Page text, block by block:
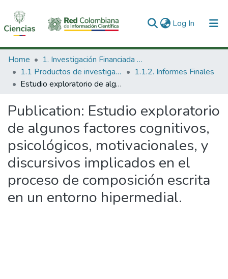
Log In (current)
Communities & Collections
All of DSpace
Home
1. Investigación Financiada con Recursos Públicos
1.1 Productos de investigación
1.1.2. Informes Finales
Estudio exploratorio de algunos factores cognitivos, psicológicos, motivacionales, y discursivos implicados en el proceso de composición escrita en un entorno hipermedial.
Publication: Estudio exploratorio
de algunos factores cognitivos,
psicológicos, motivacionales, y
discursivos implicados en el
proceso de composición escrita
en un entorno hipermedial.